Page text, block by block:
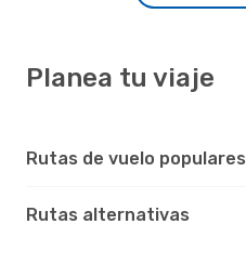
Planea tu viaje
Rutas de vuelo populares
Rutas alternativas